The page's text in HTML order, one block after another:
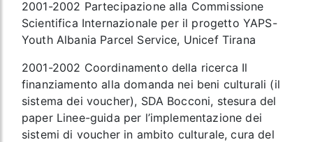
2001-2002 Partecipazione alla Commissione
Scientifica Internazionale per il progetto YAPS-
Youth Albania Parcel Service, Unicef Tirana
2001-2002 Coordinamento della ricerca Il
finanziamento alla domanda nei beni culturali (il
sistema dei voucher), SDA Bocconi, stesura del
paper Linee-guida per l’implementazione dei
sistemi di voucher in ambito culturale, cura del